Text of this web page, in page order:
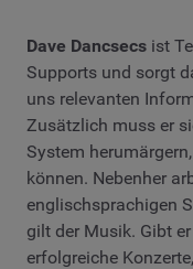
Dave Dancsecs ist
Supports und sorgt
uns relevanten
Zusätzlich muss er
System
können. Nebenher
englischsprachigen
gilt der Musik. Gibt
erfolgreiche